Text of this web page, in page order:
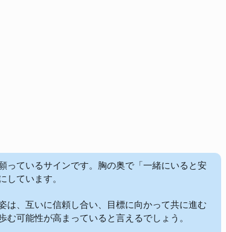
っているサインです。胸の奥で「一緒にいると安
しています。
は、互いに信頼し合い、目標に向かって共に進む
可能性が高まっていると言えるでしょう。